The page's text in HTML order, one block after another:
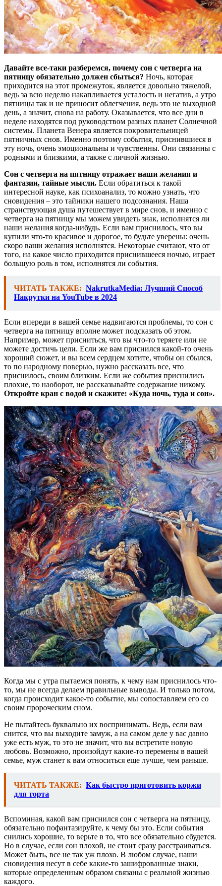
Давайте все-таки разберемся, почему сон с четверга на
пятницу обязательно должен сбыться? Ночь, которая
приходится на этот промежуток, является довольно тяжелой,
ведь за всю неделю накапливается усталость и негатив, а утро
пятницы так и не приносит облегчения, ведь это не выходной
день, а значит, снова на работу. Оказывается, что все дни в
неделе находятся под руководством разных планет Солнечной
системы. Планета Венера является покровительницей
пятничных снов. Именно поэтому события, приснившиеся в
эту ночь, очень эмоциональны и чувственны. Они связанны с
родными и близкими, а также с личной жизнью.
Сон с четверга на пятницу отражает наши желания и
фантазии, тайные мысли. Если обратиться к такой
интересной науке, как психоанализ, то можно узнать, что
сновидения – это тайники нашего подсознания. Наша
странствующая душа путешествует в мире снов, и именно с
четверга на пятницу мы можем увидеть знак, исполнятся ли
наши желания когда-нибудь. Если вам приснилось, что вы
купили что-то красивое и дорогое, то будьте уверены: очень
скоро ваши желания исполнятся. Некоторые считают, что от
того, на какое число приходится приснившееся ночью, играет
большую роль в том, исполнятся ли события.
ЧИТАТЬ ТАКЖЕ: NakrutkaMedia: Лучший Способ
Накрутки на YouTube в 2024
Если впереди в вашей семье надвигаются проблемы, то сон с
четверга на пятницу вполне может подсказать об этом.
Например, может присниться, что вы что-то теряете или не
можете достичь цели. Если же вам приснился какой-то очень
хороший сюжет, и вы всем сердцем хотите, чтобы он сбылся,
то по народному поверью, нужно рассказать все, что
приснилось, своим близким. Если же события приснились
плохие, то наоборот, не рассказывайте содержание никому.
Откройте кран с водой и скажите: «Куда ночь, туда и сон».
Когда мы с утра пытаемся понять, к чему нам приснилось что-
то, мы не всегда делаем правильные выводы. И только потом,
когда происходит какое-то событие, мы сопоставляем его со
своим пророческим сном.
Не пытайтесь буквально их воспринимать. Ведь, если вам
снится, что вы выходите замуж, а на самом деле у вас давно
уже есть муж, то это не значит, что вы встретите новую
любовь. Возможно, произойдут какие-то перемены в вашей
семье, муж станет к вам относиться еще лучше, чем раньше.
ЧИТАТЬ ТАКЖЕ: Как быстро приготовить коржи
для торта
Вспоминая, какой вам приснился сон с четверга на пятницу,
обязательно пофантазируйте, к чему бы это. Если события
снились хорошие, то верьте в то, что все обязательно сбудется.
Но в случае, если сон плохой, не стоит сразу расстраиваться.
Может быть, все не так уж плохо. В любом случае, наши
сновидения несут в себе какие-то зашифрованные знаки,
которые определенным образом связаны с реальной жизнью
каждого.